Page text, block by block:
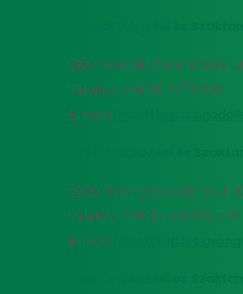
2100 Gödöllő, Páter Károly
Telefon: +36 30 272 0206
E-mail:
MATE Felnőttképzési és
3200 Gyöngyös, Mátrai út
Telefon: +36 37 518 326,
E-mail: